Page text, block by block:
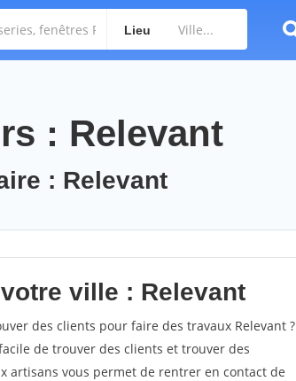
Lieu
: Relevant
: Relevant
ville : Relevant
des clients pour faire des travaux Relevant ?
de trouver des clients et trouver des
artisans vous permet de rentrer en contact de